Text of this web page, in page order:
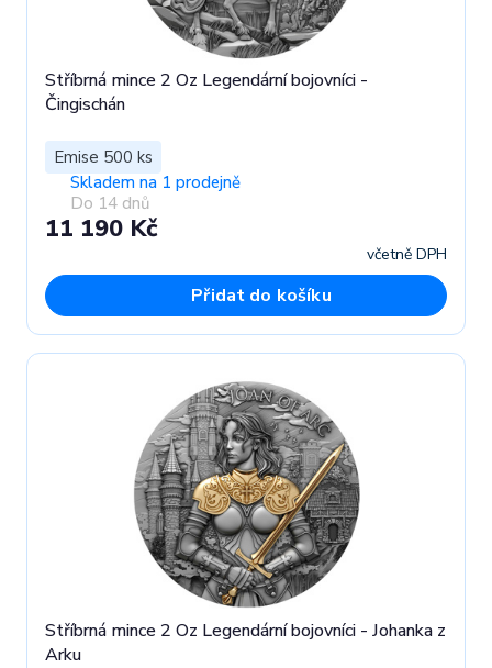
Stříbrná mince 2 Oz Legendární bojovníci -
Čingischán
Emise 500 ks
Skladem na 1 prodejně
Do 14 dnů
11 190 Kč
včetně DPH
Přidat do košíku
Stříbrná mince 2 Oz Legendární bojovníci - Johanka z
Arku